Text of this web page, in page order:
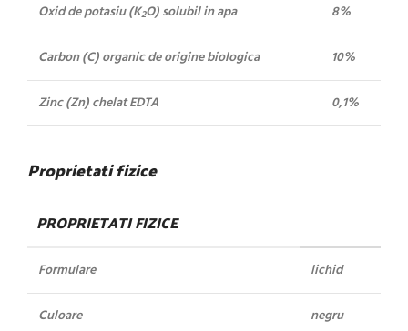
Oxid de potasiu (K2O) solubil in apa 8%
Carbon (C) organic de origine biologica 10%
Zinc (Zn) chelat EDTA 0,1%
Proprietati fizice
PROPRIETATI FIZICE
Formulare lichid
Culoare negru